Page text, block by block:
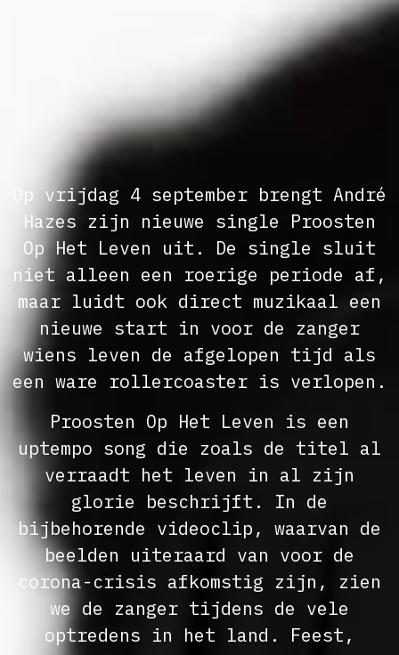
Op vrijdag 4 september brengt André
Hazes zijn nieuwe single Proosten
Op Het Leven uit. De single sluit
niet alleen een roerige periode af,
maar luidt ook direct muzikaal een
nieuwe start in voor de zanger
wiens leven de afgelopen tijd als
een ware rollercoaster is verlopen.
Proosten Op Het Leven is een
uptempo song die zoals de titel al
verraadt het leven in al zijn
glorie beschrijft. In de
bijbehorende videoclip, waarvan de
beelden uiteraard van voor de
corona-crisis afkomstig zijn, zien
we de zanger tijdens de vele
optredens in het land. Feest,